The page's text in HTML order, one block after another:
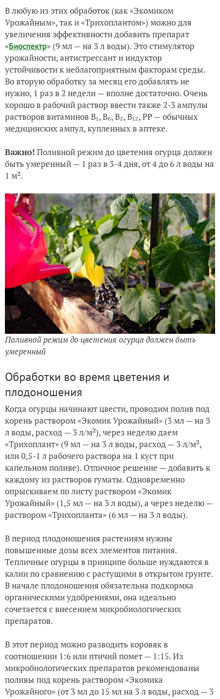
В любую из этих обработок (как «Экомиком
Урожайным», так и «Трихоплантом») можно для
увеличения эффективности добавить препарат
«Биоспектр» (9 мл — на 3 л воды). Это стимулятор
урожайности, антистрессант и индуктор
устойчивости к неблагоприятным факторам среды.
Во вторую обработку за месяц его добавлять не
нужно, 1 раз в 2 недели — вполне достаточно. Очень
хорошо в рабочий раствор ввести также 2-3 ампулы
растворов витаминов В₁, В₆, В₂, В₁₂, РР — обычных
медицинских ампул, купленных в аптеке.
Важно! Поливной режим до цветения огурца должен
быть умеренный — 1 раз в 3-4 дня, от 4 до 6 л воды на
1 м².
Поливной режим до цветения огурца должен быть
умеренный
Обработки во время цветения и
плодоношения
Когда огурцы начинают цвести, проводим полив под
корень раствором «Экомик Урожайный» (3 мл — на 3
л воды, расход — 3 л/м²), через неделю даем
«Трихоплант» (9 мл — на 3 л воды, расход — 3 л/м²,
или 0,5-1 л рабочего раствора на 1 куст при
капельном поливе). Отличное решение — добавить к
каждому из растворов гуматы. Одновременно
опрыскиваем по листу раствором «Экомик
Урожайный» (1,5 мл — на 3 л воды), а через неделю —
раствором «Трихопланта» (6 мл — на 3 л воды).
В период плодоношения растениям нужны
повышенные дозы всех элементов питания.
Тепличные огурцы в принципе больше нуждаются в
калии по сравнению с растущими в открытом грунте.
В начале плодоношения обязательна подкормка
органическими удобрениями, она идеально
сочетается с внесением микробиологических
препаратов.
В этот период можно разводить коровяк в
соотношении 1:6 или птичий помет — 1:15. Из
микробиологических препаратов рекомендованы
поливы под корень раствором «Экомика
Урожайного» (от 3 мл до 15 мл на 3 л воды, расход — 3